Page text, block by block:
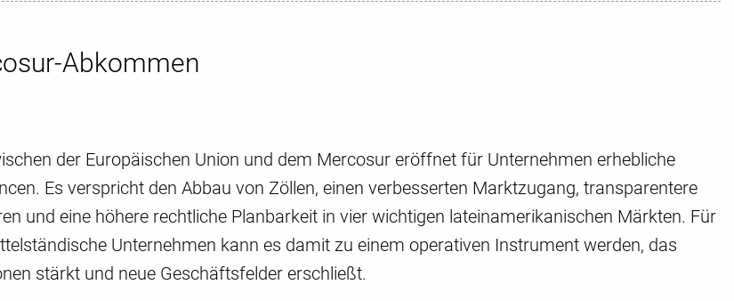
Abkommen
der Europäischen Union und dem Mercosur eröffnet für Unternehmen erhebliche
Es verspricht den Abbau von Zöllen, einen verbesserten Marktzugang, transparentere
und eine höhere rechtliche Planbarkeit in vier wichtigen lateinamerikanischen Märkten. Für
Unternehmen kann es damit zu einem operativen Instrument werden, das
stärkt und neue Geschäftsfelder erschließt.